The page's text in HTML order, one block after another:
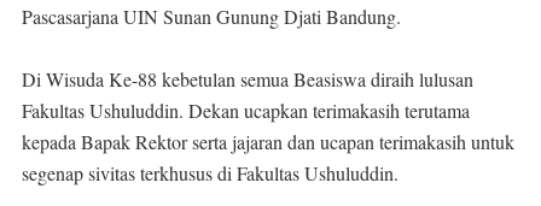
Pascasarjana UIN Sunan Gunung Djati Bandung.
Di Wisuda Ke-88 kebetulan semua Beasiswa diraih lulusan
Fakultas Ushuluddin. Dekan ucapkan terimakasih terutama
kepada Bapak Rektor serta jajaran dan ucapan terimakasih untuk
segenap sivitas terkhusus di Fakultas Ushuluddin.